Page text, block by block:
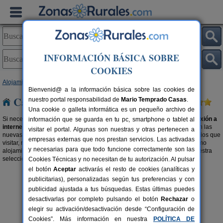
Alojamientos
Casas rurales con wifi en Galicia
Si necesitas estar constantemente en red, elige unacasa rural con conexión a
internet en Galicia . Porque el turismo rural no está, para nada, reñido con las
nuevas tecnologías. Aprovecha y encuentra las maravillas del entorno, sitios que
visitar, restaurantes,... sácale el máximo provecho a tu viaje desde el mismo
alojamiento con wifi. Porque servicios y precio son compatibles, visita nuestra
selección decasas rurales baratas en Galicia.
INFORMACIÓN BÁSICA SOBRE
COOKIES
Bienvenid@ a la información básica sobre las cookies de
nuestro portal responsabilidad de Mario Temprado Casas.
Una cookie o galleta informática es un pequeño archivo de
información que se guarda en tu pc, smartphone o tablet al
visitar el portal. Algunas son nuestras y otras pertenecen a
empresas externas que nos prestan servicios. Las activadas
y necesarias para que todo funcione correctamente son las
Cookies Técnicas y no necesitan de tu autorización. Al pulsar
el botónAceptar activarás el resto de cookies (analíticas y
publicitarias), personalizadas según tus preferencias y con
publicidad ajustada a tus búsquedas. Estas últimas puedes
desactivarlas por completo pulsando el botón Rechazar o
elegir su activación/desactivación desde “Configuración de
Cookies”. Más información en nuestra
POLÍTICA DE